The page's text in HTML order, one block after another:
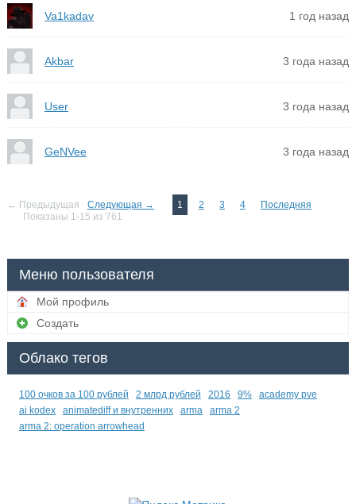
Va1kadav 1 год назад
Akbar 3 года назад
User 3 года назад
GeNVee 3 года назад
← Предыдущая Следующая → 1 2 3 4
Последняя
Показаны 1-15 из 761
Меню пользователя
Мой профиль
Создать
Облако тегов
100 очков за 100 рублей 2 млрд рублей 2016 9%
academy pve
ai kodex
animatediff и внутренних arma
arma 2
arma 2: operation arrowhead